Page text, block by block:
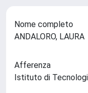
Nome completo
ANDALORO, LAURA
Afferenza
Istituto di